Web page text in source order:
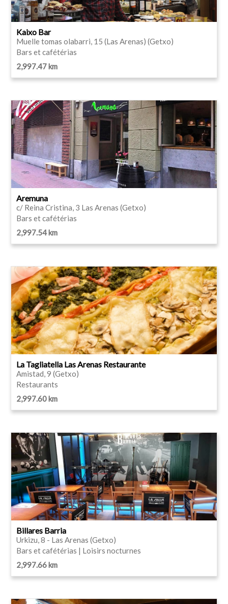
Kaixo Bar
Muelle tomas olabarri, 15 (Las Arenas) (Getxo)
Bars et cafétérias
2,997.47 km
Aremuna
c/ Reina Cristina, 3 Las Arenas (Getxo)
Bars et cafétérias
2,997.54 km
La Tagliatella Las Arenas Restaurante
Amistad, 9 (Getxo)
Restaurants
2,997.60 km
Billares Barria
Urkizu, 8 - Las Arenas (Getxo)
Bars et cafétérias | Loisirs nocturnes
2,997.66 km